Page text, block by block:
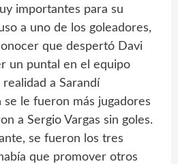
importantes para su
a uno de los goleadores,
que despertó Davi
un puntal en el equipo
a Sarandí
le fueron más jugadores
a Sergio Vargas sin goles.
se fueron los tres
que promover otros